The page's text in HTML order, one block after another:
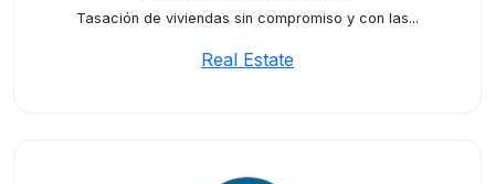
Tasación de viviendas sin compromiso y con las...
Real Estate